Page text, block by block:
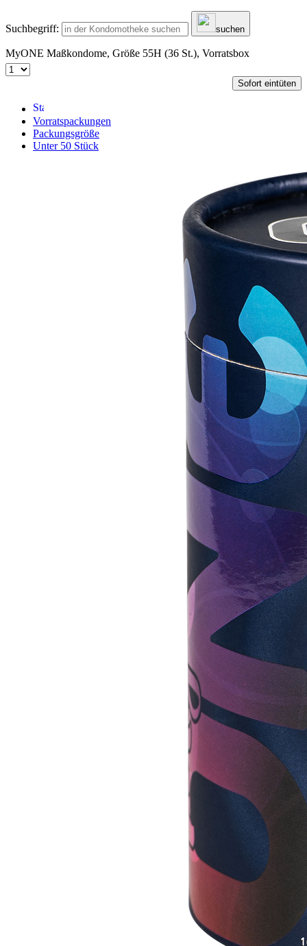
Suchbegriff: suchen
MyONE Maßkondome, Größe 55H (36 St.), Vorratsbox
Sofort eintüten
Vorratspackungen
Packungsgröße
Unter 50 Stück